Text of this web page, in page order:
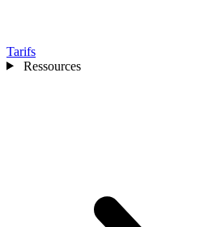
Tarifs
Ressources